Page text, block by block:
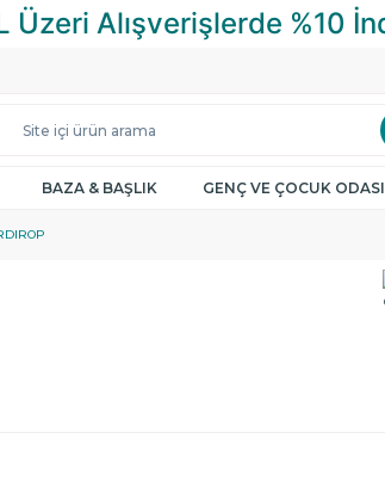
BAZA & BAŞLIK GENÇ VE ÇOCUK ODASI